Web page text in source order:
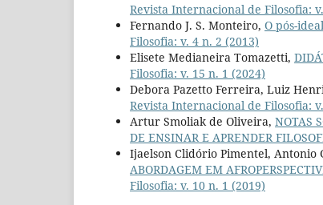
Revista Internacional de Filosofia:
Fernando J. S. Monteiro, O pós-
Filosofia: v. 4 n. 2 (2013)
Elisete Medianeira Tomazetti,
Filosofia: v. 15 n. 1 (2024)
Debora Pazetto Ferreira, Luiz
Revista Internacional de Filosofia:
Artur Smoliak de Oliveira, NOTAS
DE ENSINAR E APRENDER
Ijaelson Clidório Pimentel, Antonio
ABORDAGEM EM
Filosofia: v. 10 n. 1 (2019)